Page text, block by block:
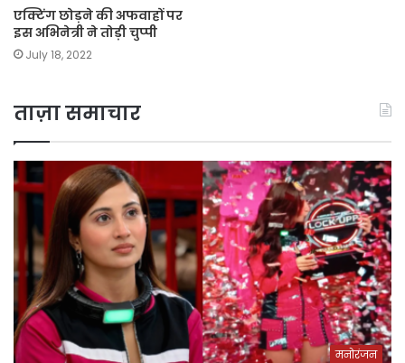
एक्टिंग छोड़ने की अफवाहों पर
इस अभिनेत्री ने तोड़ी चुप्पी
July 18, 2022
ताज़ा समाचार
मनोरंजन